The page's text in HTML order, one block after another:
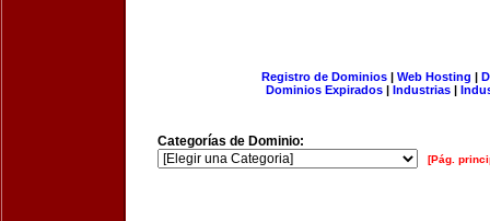
Registro de Dominios| Web Hosting |
Dominios Expirados | Industrias |
Categorías de Dominio:
[Pág.